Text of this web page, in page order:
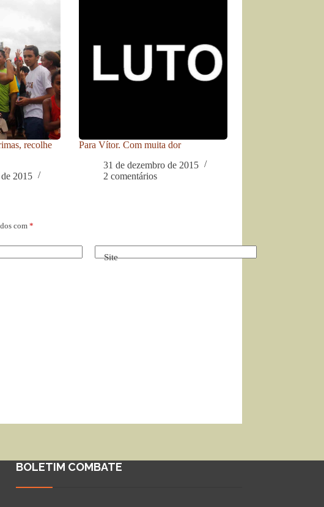
recolhe
2015
Para Vítor. Com muita dor
31 de dezembro de 2015
2 comentários
com *
Site
BOLETIM COMBATE